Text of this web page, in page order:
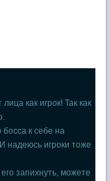
как игрок! Так как
босса к себе на
надеюсь игроки тоже
запихнуть, можете